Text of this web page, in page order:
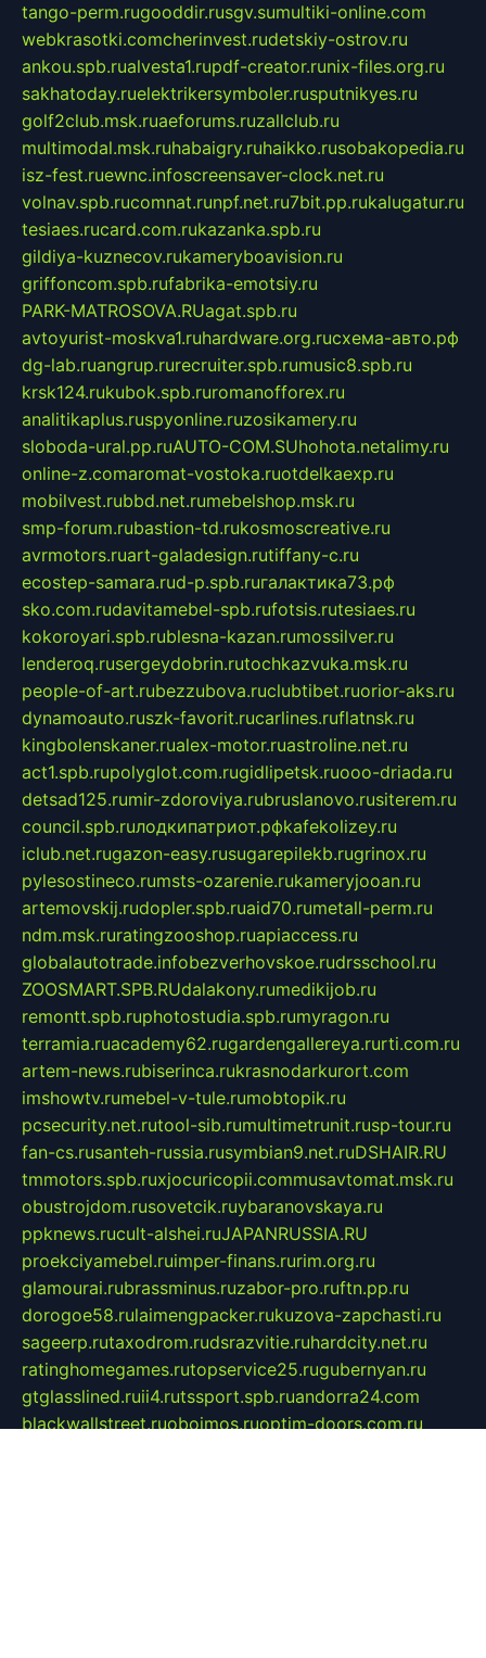
tango-perm.rugooddir.rusgv.sumultiki-online.com
webkrasotki.comcherinvest.rudetskiy-ostrov.ru
ankou.spb.rualvesta1.rupdf-creator.runix-files.org.ru
sakhatoday.ruelektrikersymboler.rusputnikyes.ru
golf2club.msk.ruaeforums.ruzallclub.ru
multimodal.msk.ruhabaigry.ruhaikko.rusobakopedia.ru
isz-fest.ruewnc.infoscreensaver-clock.net.ru
volnav.spb.rucomnat.runpf.net.ru7bit.pp.rukalugatur.ru
tesiaes.rucard.com.rukazanka.spb.ru
gildiya-kuznecov.rukameryboavision.ru
griffoncom.spb.rufabrika-emotsiy.ru
PARK-MATROSOVA.RUagat.spb.ru
avtoyurist-moskva1.ruhardware.org.ruсхема-авто.рф
dg-lab.ruangrup.rurecruiter.spb.rumusic8.spb.ru
krsk124.rukubok.spb.ruromanofforex.ru
analitikaplus.ruspyonline.ruzosikamery.ru
sloboda-ural.pp.ruAUTO-COM.SUhohota.netalimy.ru
online-z.comaromat-vostoka.ruotdelkaexp.ru
mobilvest.rubbd.net.rumebelshop.msk.ru
smp-forum.rubastion-td.rukosmoscreative.ru
avrmotors.ruart-galadesign.rutiffany-c.ru
ecostep-samara.rud-p.spb.ruгалактика73.рф
sko.com.rudavitamebel-spb.rufotsis.rutesiaes.ru
kokoroyari.spb.rublesna-kazan.rumossilver.ru
lenderoq.rusergeydobrin.rutochkazvuka.msk.ru
people-of-art.rubezzubova.ruclubtibet.ruorior-aks.ru
dynamoauto.ruszk-favorit.rucarlines.ruflatnsk.ru
kingbolenskaner.rualex-motor.ruastroline.net.ru
act1.spb.rupolyglot.com.rugidlipetsk.ruooo-driada.ru
detsad125.rumir-zdoroviya.rubruslanovo.rusiterem.ru
council.spb.ruлодкипатриот.рфkafekolizey.ru
iclub.net.rugazon-easy.rusugarepilekb.rugrinox.ru
pylesostineco.rumsts-ozarenie.rukameryjooan.ru
artemovskij.rudopler.spb.ruaid70.rumetall-perm.ru
ndm.msk.ruratingzooshop.ruapiaccess.ru
globalautotrade.infobezverhovskoe.rudrsschool.ru
ZOOSMART.SPB.RUdalakony.rumedikijob.ru
remontt.spb.ruphotostudia.spb.rumyragon.ru
terramia.ruacademy62.rugardengallereya.rurti.com.ru
artem-news.rubiserinca.rukrasnodarkurort.com
imshowtv.rumebel-v-tule.rumobtopik.ru
pcsecurity.net.rutool-sib.rumultimetrunit.rusp-tour.ru
fan-cs.rusanteh-russia.rusymbian9.net.ruDSHAIR.RU
tmmotors.spb.ruxjocuricopii.commusavtomat.msk.ru
obustrojdom.rusovetcik.ruybaranovskaya.ru
ppknews.rucult-alshei.ruJAPANRUSSIA.RU
proekciyamebel.ruimper-finans.rurim.org.ru
glamourai.rubrassminus.ruzabor-pro.ruftn.pp.ru
dorogoe58.rulaimengpacker.rukuzova-zapchasti.ru
sageerp.rutaxodrom.rudsrazvitie.ruhardcity.net.ru
ratinghomegames.rutopservice25.rugubernyan.ru
gtglasslined.ruii4.rutssport.spb.ruandorra24.com
blackwallstreet.ruoboimos.ruoptim-doors.com.ru